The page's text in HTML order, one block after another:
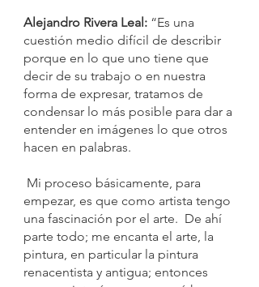
Alejandro Rivera Leal: “Es una
cuestión medio difícil de describir
porque en lo que uno tiene que
decir de su trabajo o en nuestra
forma de expresar, tratamos de
condensar lo más posible para dar a
entender en imágenes lo que otros
hacen en palabras.
empezar, es que como artista tengo
una fascinación por el arte.  De ahí
parte todo; me encanta el arte, la
pintura, en particular la pintura
renacentista y antigua; entonces